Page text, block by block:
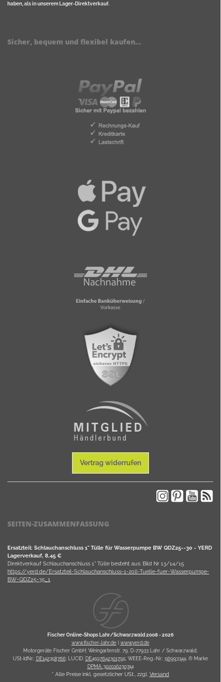
haben, als in unserem Lager-Direktverkauf.
Sicher, bequem und flexibel kaufen...
Vertrag widerrufen
SEITEN-ZUSAMMENFASSUNG
Ersatzteil: Schlauchanschluss 1" Tülle für Wasserpumpe BW QDZ25--30 - YERD
Lagerverkauf, 8,45 €
Direktverkauf Schlauchanschluss 1" Tülle besteht aus: Bild Nr 13/14/15
https://yerd.de/Ersatzteil-Schlauchanschluss-1-zoll-Tuelle-fuer-Wasserpumpe-
BW-QDZ25-35_1
Fischer Online-Shops Lahr/Schwarzwald 2008 -2026
www.fischer-lahr.de| www.yerd.de
Motorgeräte Fischer GmbH; Weingartenstr. 79; D-77933 Lahr / Schwarzwald;
USt-IdNr.: DE142358766; LUCID: DE4597642301795; WEEE-Reg.-Nr.: 56993344, ® Marke
DPMA 302016230744
* Alle Preise inkl. gesetzlicher USt., zzgl. Versand